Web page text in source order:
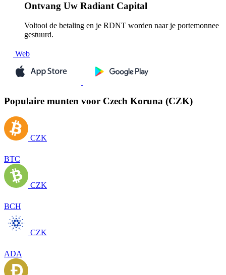
Ontvang Uw Radiant Capital
Voltooi de betaling en je RDNT worden naar je portemonnee
gestuurd.
Web
Populaire munten voor Czech Koruna (CZK)
CZK
BTC
CZK
BCH
CZK
ADA